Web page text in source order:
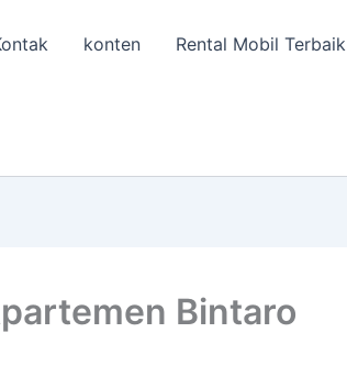
konten Rental Mobil Terbaik
Bintaro